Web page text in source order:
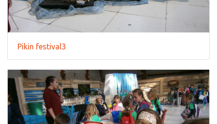
Pikin festival3